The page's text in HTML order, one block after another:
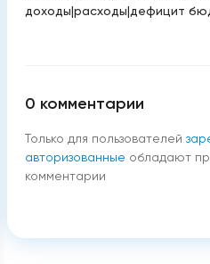
доходы|расходы|дефицит
0 комментарии
Только для пользователей
авторизованные обладают
комментарии